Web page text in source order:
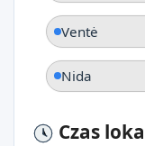
Ventė
Nida
Czas